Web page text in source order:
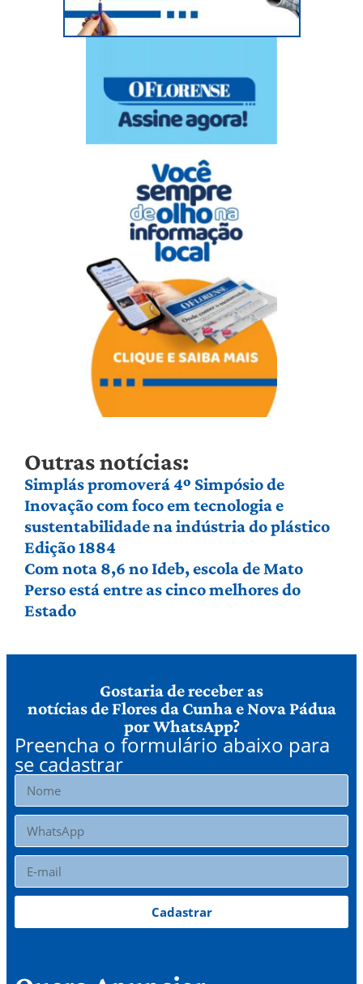
Outras notícias:
Simplás promoverá 4º Simpósio de
Inovação com foco em tecnologia e
sustentabilidade na indústria do plástico
Edição 1884
Com nota 8,6 no Ideb, escola de Mato
Perso está entre as cinco melhores do
Estado
Gostaria de receber as
notícias de Flores da Cunha e Nova Pádua
por WhatsApp?
Preencha o formulário abaixo para
se cadastrar
Cadastrar